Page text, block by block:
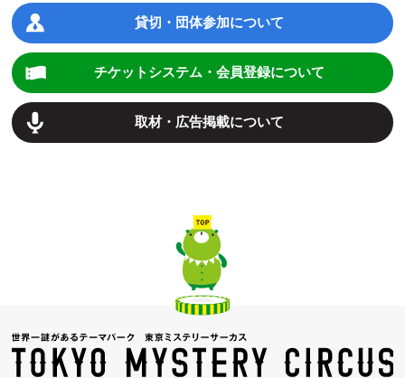
貸切・団体参加について
チケットシステム・会員登録について
取材・広告掲載について